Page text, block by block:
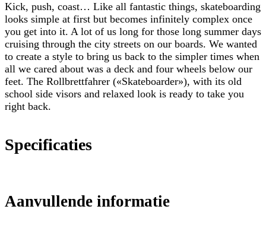
Kick, push, coast… Like all fantastic things, skateboarding
looks simple at first but becomes infinitely complex once
you get into it. A lot of us long for those long summer days
cruising through the city streets on our boards. We wanted
to create a style to bring us back to the simpler times when
all we cared about was a deck and four wheels below our
feet. The Rollbrettfahrer («Skateboarder»), with its old
school side visors and relaxed look is ready to take you
right back.
Specificaties
Aanvullende informatie